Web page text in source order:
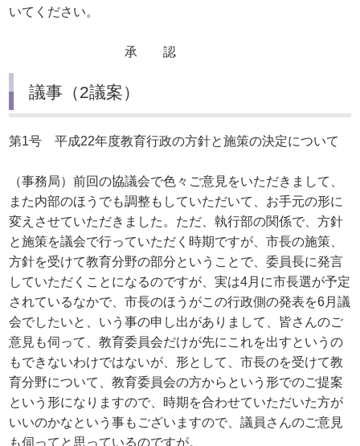
いてください。
承 認
議事（2議案）
第1号 平成22年度教育行政の方針と施策の決定について
（事務局）前回の協議会で色々ご意見をいただきまして、
また内部のほうでも調整もしていただいて、お手元の形に
変えさせていただきました。ただ、執行部の関係で、方針
と施策を議会で行っていただく時期ですが、市長の施策、
方針を受けて教育分野の部分ということで、委員長に発言
していただくことになるのですが、実は4月に市長選が予定
されているなかで、市長のほうがこの行政側の発表を6月議
会でしたいと、いう事の申し出がありまして、皆さんのご
意見も伺って、教育委員会だけが先にこれを出すというの
もできないわけではないが、形として、市長のを受けて教
育分野について、教育委員会の方からという形でのご提案
という形になりますので、時期を合わせていただいた方が
いいのかなという事もございますので、議員さんのご意見
も伺ってと思っているのですが。